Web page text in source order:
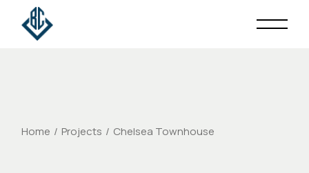
Home Projects Chelsea Townhouse